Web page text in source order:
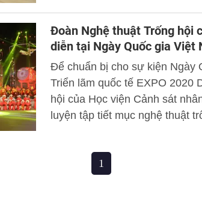
Đoàn Nghệ thuật Trống hội
diễn tại Ngày Quốc gia Việt
Để chuẩn bị cho sự kiện Ngày
Triển lãm quốc tế EXPO 2020
hội của Học viện Cảnh sát
luyện tập tiết mục nghệ thuật
1